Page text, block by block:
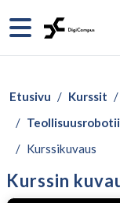
Sivupaneeli
Etusivu Kurssit
Kurssikuvaus
Kurssin